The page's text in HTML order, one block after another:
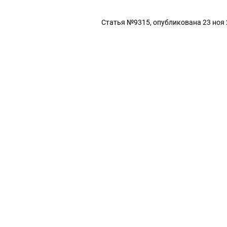
Статья №9315, опубликована 23 ноя